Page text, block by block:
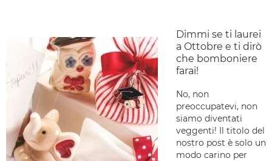
Dimmi se ti laurei
a Ottobre e ti dirò
che bomboniere
farai!
No, non
preoccupatevi, non
siamo diventati
veggenti! Il titolo del
nostro post è solo un
modo carino per